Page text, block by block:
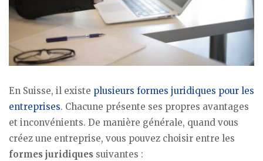
En Suisse, il existe plusieurs formes juridiques pour les
entreprises. Chacune présente ses propres avantages
et inconvénients. De manière générale, quand vous
créez une entreprise, vous pouvez choisir entre les
formes juridiques suivantes :